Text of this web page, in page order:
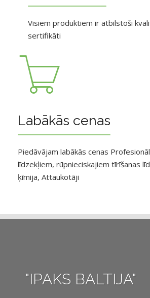
Visiem produktiem ir atbilstoši
sertifikāti
Labākās cenas
Piedāvājam labākās cenas
līdzekļiem, rūpnieciskajiem tīrīšanas
ķīmija, Attaukotāji
"IPAKS BALTIJA"